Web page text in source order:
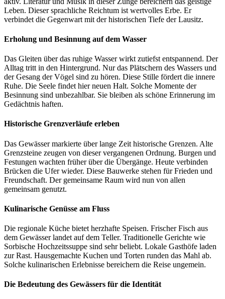
Leben. Dieser sprachliche Reichtum ist wertvolles Erbe. Er
verbindet die Gegenwart mit der historischen Tiefe der Lausitz.
Erholung und Besinnung auf dem Wasser
Das Gleiten über das ruhige Wasser wirkt zutiefst entspannend. Der
Alltag tritt in den Hintergrund. Nur das Plätschern des Wassers und
der Gesang der Vögel sind zu hören. Diese Stille fördert die innere
Ruhe. Die Seele findet hier neuen Halt. Solche Momente der
Besinnung sind unbezahlbar. Sie bleiben als schöne Erinnerung im
Gedächtnis haften.
Historische Grenzverläufe erleben
Das Gewässer markierte über lange Zeit historische Grenzen. Alte
Grenzsteine zeugen von dieser vergangenen Ordnung. Burgen und
Festungen wachten früher über die Übergänge. Heute verbinden
Brücken die Ufer wieder. Diese Bauwerke stehen für Frieden und
Freundschaft. Der gemeinsame Raum wird nun von allen
gemeinsam genutzt.
Kulinarische Genüsse am Fluss
Die regionale Küche bietet herzhafte Speisen. Frischer Fisch aus
dem Gewässer landet auf dem Teller. Traditionelle Gerichte wie
Sorbische Hochzeitssuppe sind sehr beliebt. Lokale Gasthöfe laden
zur Rast. Hausgemachte Kuchen und Torten runden das Mahl ab.
Solche kulinarischen Erlebnisse bereichern die Reise ungemein.
Die Bedeutung des Gewässers für die Identität